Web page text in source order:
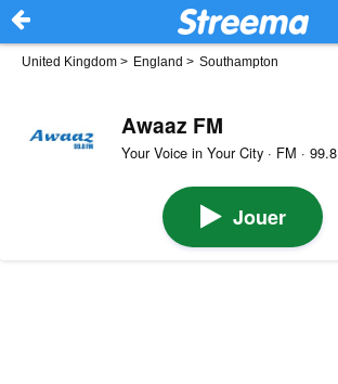
United Kingdom > England > Southampton
Awaaz FM
Your Voice in Your City · FM · 99.8
Jouer